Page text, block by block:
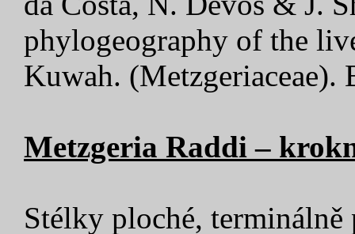
phylogeography of the
Kuwah.
Metzgeria Raddi –
Stélky ploché,